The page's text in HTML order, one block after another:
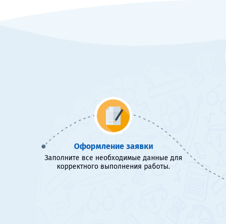
Оформление заявки
Заполните все необходимые данные для
корректного выполнения работы.